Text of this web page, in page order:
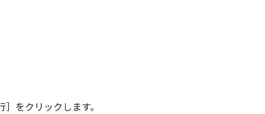
ユーザーである場合、以下の規定
(Oct 1995), consisting of
are used in 48 C.F.R. 12.212
all U.S. Government End
Inc./30-2, Shimomaruko 3-
をクリックします。